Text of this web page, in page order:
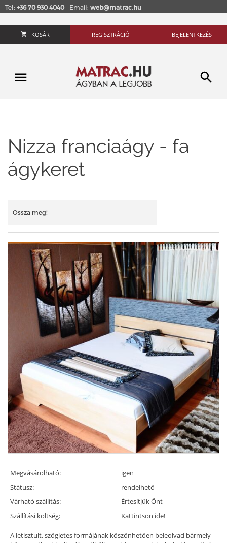
Tel: +36 70 930 4040 Email: web@matrac.hu
KOSÁR REGISZTRÁCIÓ BEJELENTKEZÉS
Nizza franciaágy - fa
ágykeret
Ossza meg!
Megvásárolható:
igen
Státusz:
rendelhető
Várható szállítás:
Értesítjük Önt
Szállítási költség:
Kattintson ide!
A letisztult, szögletes formájának köszönhetően beleolvad bármely